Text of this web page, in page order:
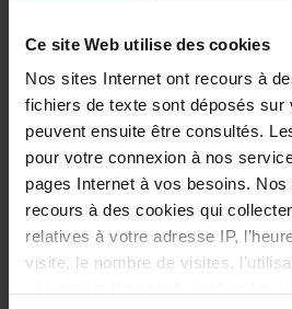
Ce site Web utilise des cookies
Nos sites Internet ont recours à
fichiers de texte sont déposés sur
peuvent ensuite être consultés.
pour votre connexion à nos
pages Internet à vos besoins.
recours à des cookies qui
relatives à votre adresse IP,
visite, le nombre de visites,
Ce jeu de filtres a deux objectifs. Tout
extérieur frais avant qu'il n'atteigne vos
empêche les insectes, le sable, la
choses indésirables d'entrer dans votre
les filtres empêchent la saleté dans l'air
unité de ventilation Zehnder ComfoAir
180 jours de protection